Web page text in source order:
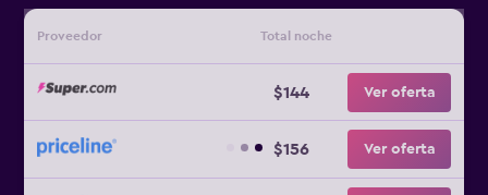
Proveedor Total noche
$144 Ver oferta
$156 Ver oferta